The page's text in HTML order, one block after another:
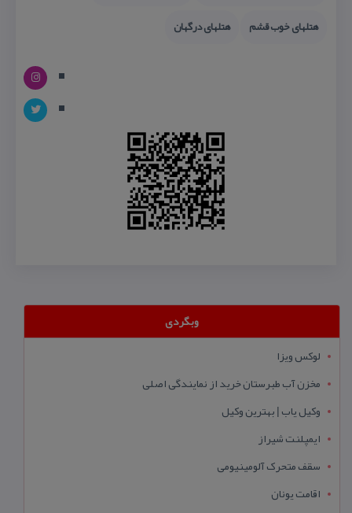
هتلهای خوب قشم
هتلهای درگهان
وبگردی
لوکس ویزا
مخزن آب طبرستان خرید از نمایندگی اصلی
وکیل یاب | بهترین وکیل
ایمپلنت شیراز
سقف متحرک آلومینیومی
اقامت یونان